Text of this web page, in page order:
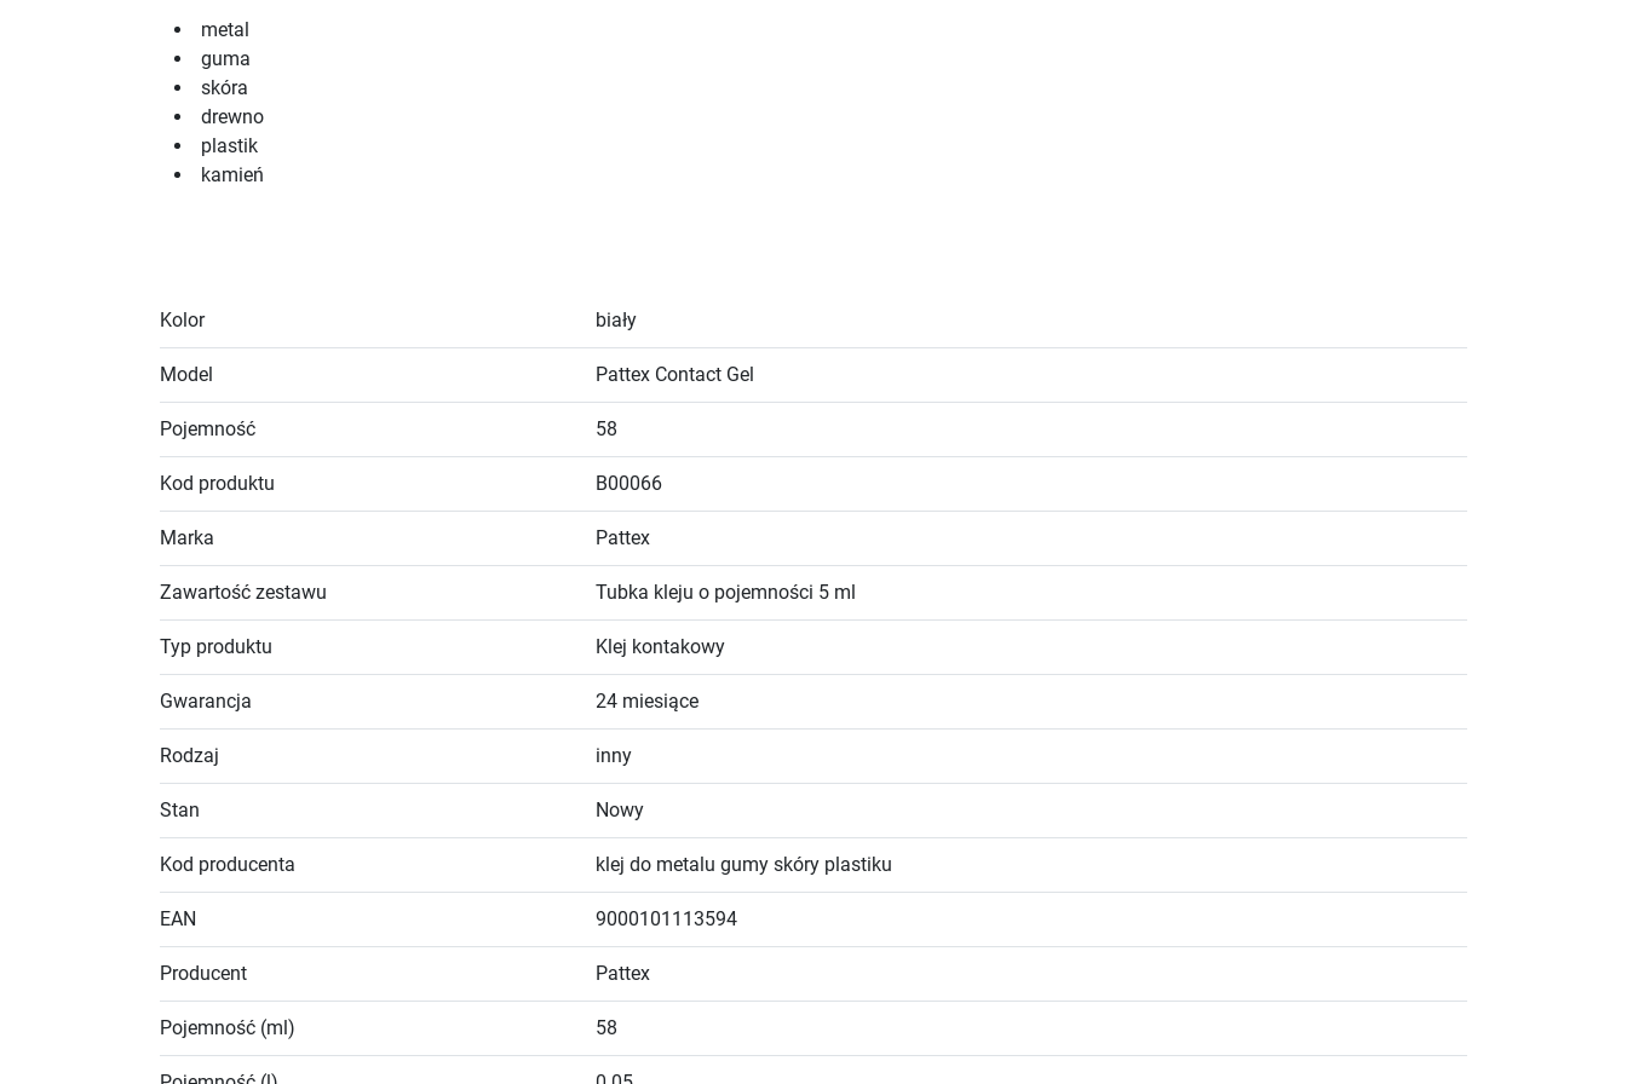
metal
guma
skóra
drewno
plastik
kamień
Kolor biały
Model Pattex Contact Gel
Pojemność 58
Kod produktu B00066
Marka Pattex
Zawartość zestawu Tubka kleju o pojemności 5 ml
Typ produktu Klej kontakowy
Gwarancja 24 miesiące
Rodzaj inny
Stan Nowy
Kod producenta klej do metalu gumy skóry plastiku
EAN 9000101113594
Producent Pattex
Pojemność (ml) 58